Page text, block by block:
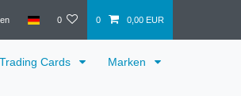
0 0 0,00 EUR
Trading Cards Marken